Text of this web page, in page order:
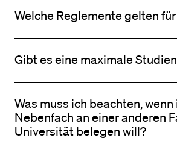
Welche Reglemente gelten
Gibt es eine maximale
Was muss ich beachten, wenn
Nebenfach an einer anderen
Universität belegen will?